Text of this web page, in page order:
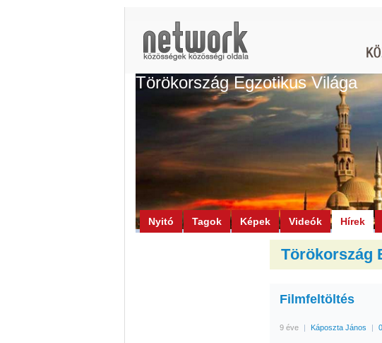
Törökország Egzotikus Világa
Nyitó Tagok Képek Videók Hírek
Törökország
Filmfeltöltés
9 éve | Káposzta János |